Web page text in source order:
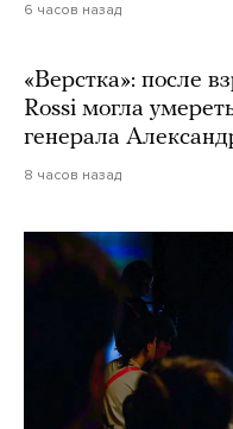
6 часов назад
«Верстка»: после
Rossi могла
генерала
8 часов назад